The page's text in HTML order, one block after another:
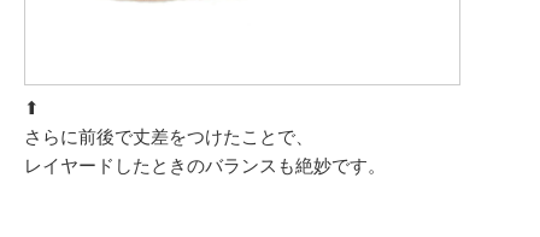
⬆︎
さらに前後で丈差をつけたことで、
レイヤードしたときのバランスも絶妙です。